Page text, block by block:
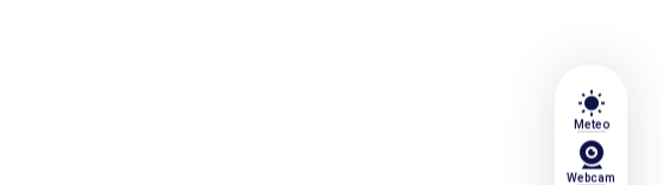
wb_sunny
Meteo
Webcam